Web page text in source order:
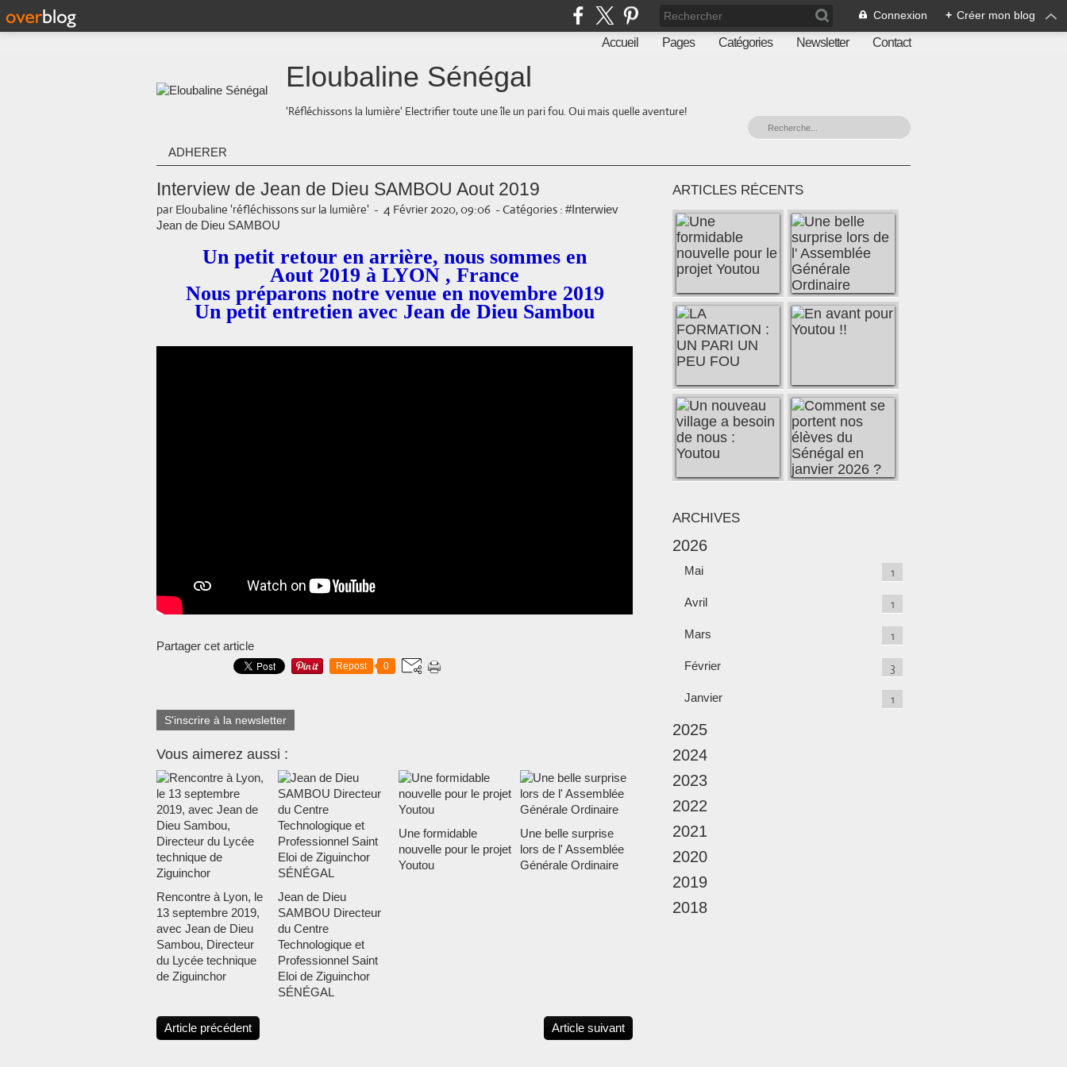
Connexion + Créer mon blog
Accueil Pages Catégories Newsletter Contact
Eloubaline Sénégal
'Réfléchissons la lumière' Electrifier toute une île un pari fou. Oui mais quelle aventure!
ADHERER
Interview de Jean de Dieu SAMBOU Aout 2019
par Eloubaline 'réfléchissons sur la lumière' - 4 Février 2020, 09:06 - Catégories : #Interwiev
Jean de Dieu SAMBOU
Un petit retour en arrière, nous sommes en
Aout 2019 à LYON , France
Nous préparons notre venue en novembre 2019
Un petit entretien avec Jean de Dieu Sambou
Partager cet article
Repost 0
S'inscrire à la newsletter
Vous aimerez aussi :
Rencontre à Lyon, le
13 septembre 2019,
avec Jean de Dieu
Sambou, Directeur
du Lycée technique
de Ziguinchor
Jean de Dieu
SAMBOU Directeur
du Centre
Technologique et
Professionnel Saint
Eloi de Ziguinchor
SÉNÉGAL
Une formidable
nouvelle pour le projet
Youtou
Une belle surprise
lors de l' Assemblée
Générale Ordinaire
Article précédent Article suivant
ARTICLES RÉCENTS
ARCHIVES
2026
Mai 1
Avril 1
Mars 1
Février 3
Janvier 1
2025
2024
2023
2022
2021
2020
2019
2018